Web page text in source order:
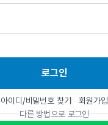
로그인
아이디/비밀번호 찾기
회원가입
다른 방법으로 로그인